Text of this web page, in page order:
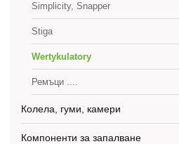
Simplicity, Snapper
Stiga
Wertykulatory
Ремъци ....
Колела, гуми, камери
Компоненти за запалване